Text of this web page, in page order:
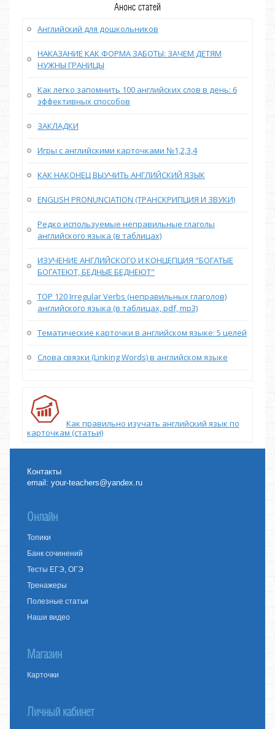
Анонс статей
Английский для дошкольников
НАКАЗАНИЕ КАК ФОРМА ЗАБОТЫ: ЗАЧЕМ ДЕТЯМ
НУЖНЫ ГРАНИЦЫ
Как легко запомнить 100 английских слов в день: 6
эффективных способов
ЗАКЛАДКИ
Игры с английскими карточками №1,2,3,4
КАК НАКОНЕЦ ВЫУЧИТЬ АНГЛИЙСКИЙ ЯЗЫК
ENGLISH PRONUNCIATION (ТРАНСКРИПЦИЯ И ЗВУКИ)
Редко используемые неправильные глаголы
английского языка (в таблицах)
ИЗУЧЕНИЕ АНГЛИЙСКОГО И КОНЦЕПЦИЯ "БОГАТЫЕ
БОГАТЕЮТ, БЕДНЫЕ БЕДНЕЮТ"
TOP 120 Irregular Verbs (неправильных глаголов)
английского языка (в таблицах, pdf, mp3)
Тематические карточки в английском языке: 5 целей
Слова связки (Linking Words) в английском языке
Как правильно изучать английский язык по
карточкам (статьи)
Контакты
email:your-teachers@yandex.ru
Онлайн
Топики
Банк сочинений
Тесты ЕГЭ, ОГЭ
Тренажеры
Полезные статьи
Наши видео
Магазин
Карточки
Личный кабинет